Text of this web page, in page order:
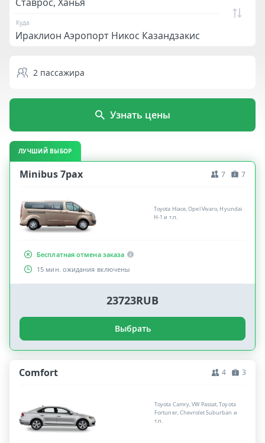
Куда
2 пассажира
Узнать цены
ЛУЧШИЙ ВЫБОР
Minibus 7pax 7 7
Toyota Hiace, Opel Vivaro, Hyundai
H-1 и т.п.
Бесплатная отмена заказа
15 мин. ожидания включены
23723RUB
Выбрать
Comfort 4 3
Toyota Camry, VW Passat, Toyota
Fortuner, Chevrolet Suburban и
т.п.